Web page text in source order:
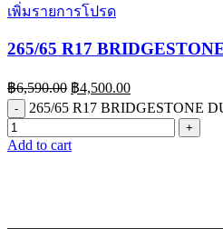
เพิ่มรายการโปรด
265/65 R17
฿6,590.00 ฿4,500.00
265/65 R17 BRIDGESTONE
Add to cart